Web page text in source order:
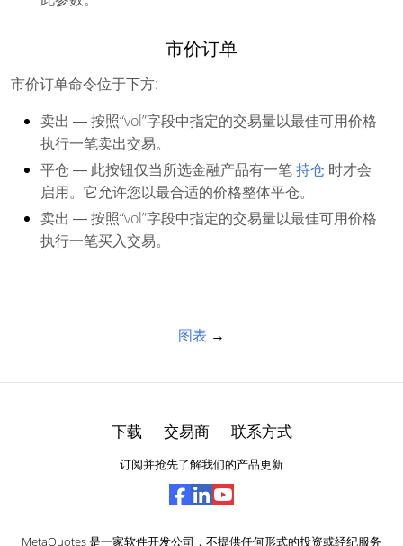
市价订单
市价订单命令位于下方:
卖出 ― 按照“vol”字段中指定的交易量以最佳可用价格
执行一笔卖出交易。
平仓 ― 此按钮仅当所选金融产品有一笔持仓 时才会
启用。它允许您以最合适的价格整体平仓。
卖出 ― 按照“vol”字段中指定的交易量以最佳可用价格
执行一笔买入交易。
图表 →
下载 交易商 联系方式
订阅并抢先了解我们的产品更新
MetaQuotes 是一家软件开发公司，不提供任何形式的投资或经纪服务